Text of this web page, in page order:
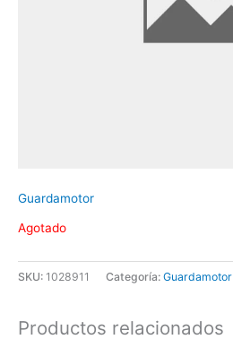
Guardamotor
Agotado
SKU: 1028911 Categoría: Guardamotor
Productos relacionados